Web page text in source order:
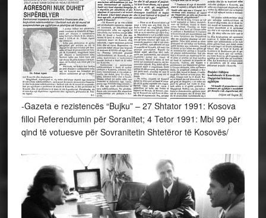
-Gazeta e rezistencës “Bujku” – 27 Shtator 1991: Kosova
filloi Referendumin për Soranitet; 4 Tetor 1991: Mbi 99 për
qind të votuesve për Sovranitetin Shtetëror të Kosovës/